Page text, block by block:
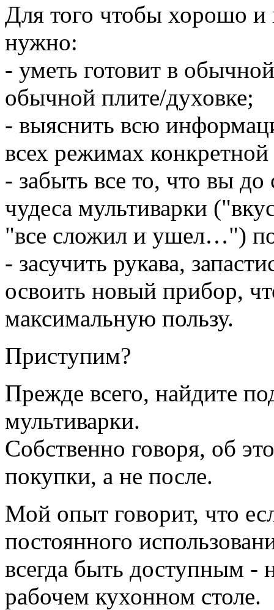
Для того чтобы хорошо и
нужно:
- уметь готовит в
обычной плите/духовке;
- выяснить всю
всех режимах
- забыть все то, что вы
чудеса мультиварки
"все сложил и ушел…")
- засучить рукава,
освоить новый прибор,
максимальную пользу.
Приступим?
Прежде всего, найдите
мультиварки.
Собственно говоря, об
покупки, а не после.
Мой опыт говорит, что
постоянного
всегда быть доступным -
рабочем кухонном столе.